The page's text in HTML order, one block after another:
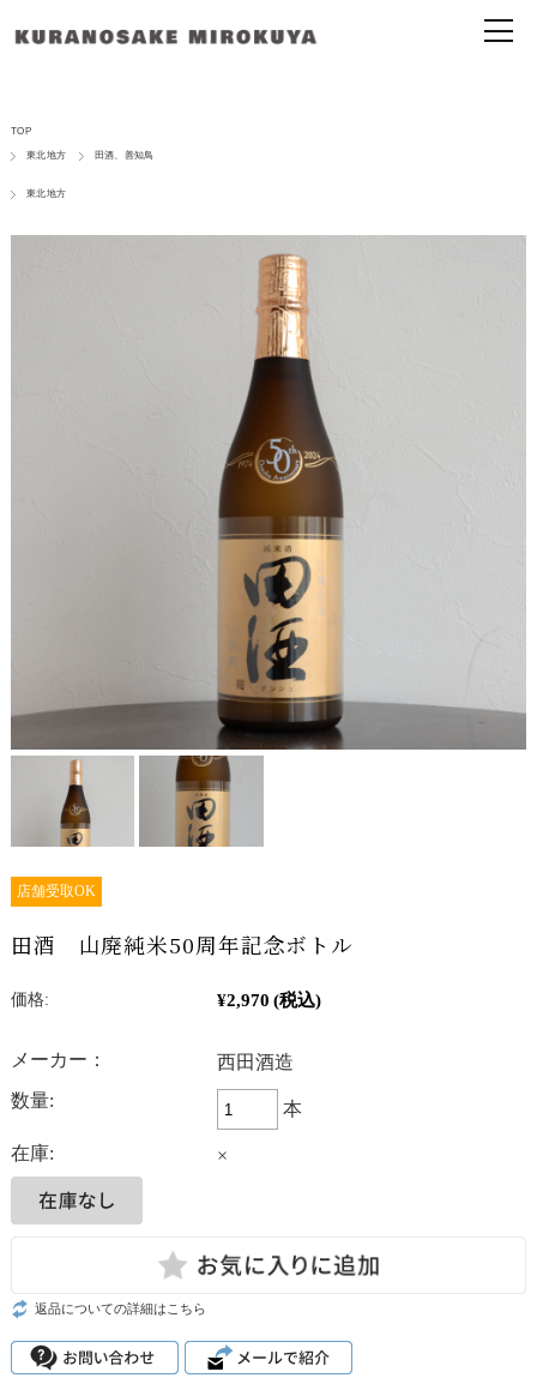
TOP
東北地方 田酒、善知鳥
東北地方
店舗受取OK
田酒 山廃純米50周年記念ボトル
価格: ¥2,970 (税込)
メーカー：
西田酒造
数量:
本
在庫: ×
返品についての詳細はこちら